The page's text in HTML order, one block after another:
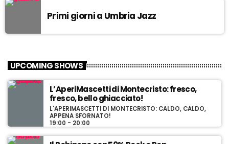
Primi giorni a Umbria Jazz
UPCOMING SHOWS
L’AperiMascetti di Montecristo: fresco,
fresco, bello ghiacciato!
L'APERIMASCETTI DI MONTECRISTO: CALDO, CALDO,
APPENA SFORNATO!
19:00 - 20:00